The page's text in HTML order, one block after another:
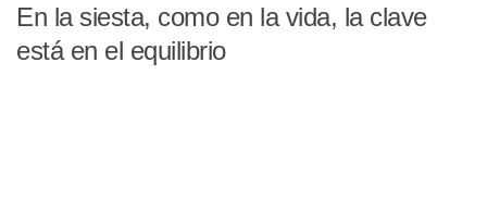
En la siesta, como en la vida, la clave
está en el equilibrio